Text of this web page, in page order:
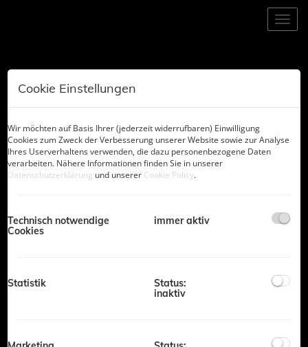
| Datenschutzinformation
Franchise
Cookie Einstellungen
Wir möchten auf Basis Ihrer (jederzeit widerrufbaren) Einwilligung
Cookies zum Zweck der Verbesserung unserer Website sowie zur Analyse
Ihres Userverhaltens verwenden, die dazu personenbezogene Daten
verarbeiten. Nähere Informationen finden Sie in unserer
Datenschutzerklärung und unserer Cookie Policy.
Technisch notwendige
Cookies
immer aktiv
Statistik
Status:
inaktiv